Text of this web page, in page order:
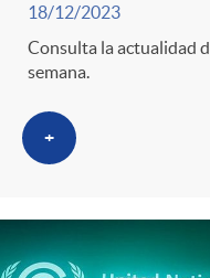
18/12/2023
Consulta la actualidad
semana.
+